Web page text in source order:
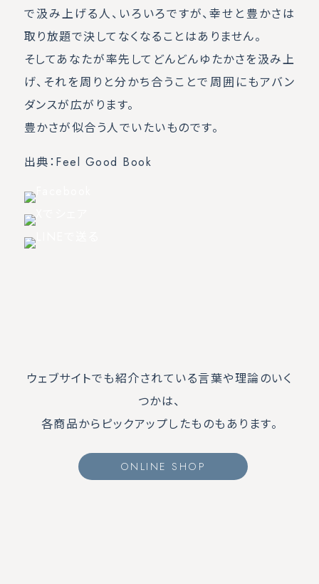
で汲み上げる人、いろいろですが、幸せと豊かさは
取り放題で決してなくなることはありません。
そしてあなたが率先してどんどんゆたかさを汲み上
げ、それを周りと分かち合うことで周囲にもアバン
ダンスが広がります。
豊かさが似合う人でいたいものです。
出典：Feel Good Book
ウェブサイトでも紹介されている言葉や理論のいく
つかは、
各商品からピックアップしたものもあります。
ONLINE SHOP